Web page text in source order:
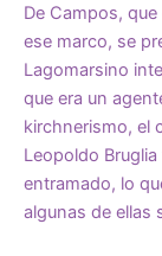
De Campos,
ese marco, se
Lagomarsino
que era un
kirchnerismo, el
Leopoldo
entramado, lo
algunas de ellas